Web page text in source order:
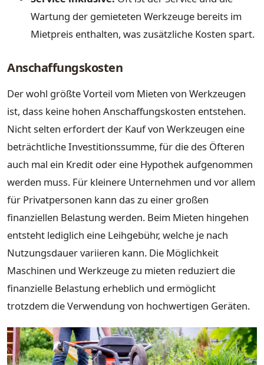
Wartung der gemieteten Werkzeuge bereits im
Mietpreis enthalten, was zusätzliche Kosten spart.
Anschaffungskosten
Der wohl größte Vorteil vom Mieten von Werkzeugen
ist, dass keine hohen Anschaffungskosten entstehen.
Nicht selten erfordert der Kauf von Werkzeugen eine
beträchtliche Investitionssumme, für die des Öfteren
auch mal ein Kredit oder eine Hypothek aufgenommen
werden muss. Für kleinere Unternehmen und vor allem
für Privatpersonen kann das zu einer großen
finanziellen Belastung werden. Beim Mieten hingehen
entsteht lediglich eine Leihgebühr, welche je nach
Nutzungsdauer variieren kann. Die Möglichkeit
Maschinen und Werkzeuge zu mieten reduziert die
finanzielle Belastung erheblich und ermöglicht
trotzdem die Verwendung von hochwertigen Geräten.